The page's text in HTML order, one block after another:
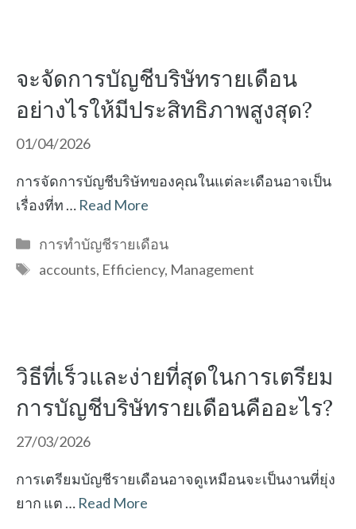
จะจัดการบัญชีบริษัทรายเดือน
อย่างไรให้มีประสิทธิภาพสูงสุด?
01/04/2026
การจัดการบัญชีบริษัทของคุณในแต่ละเดือนอาจเป็น
เรื่องที่ท … Read More
Categories
การทำบัญชีรายเดือน
Tags
accounts, Efficiency, Management
วิธีที่เร็วและง่ายที่สุดในการเตรียม
การบัญชีบริษัทรายเดือนคืออะไร?
27/03/2026
การเตรียมบัญชีรายเดือนอาจดูเหมือนจะเป็นงานที่ยุ่ง
ยาก แต … Read More